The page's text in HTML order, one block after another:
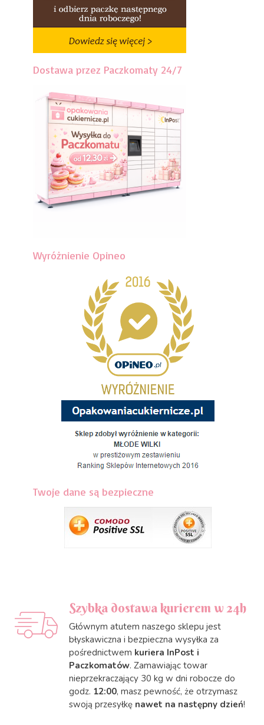
Dostawa przez Paczkomaty 24/7
Wyróżnienie Opineo
Twoje dane są bezpieczne
Szybka dostawa kurierem w 24h
Głównym atutem naszego sklepu jest
błyskawiczna i bezpieczna wysyłka za
pośrednictwem kuriera InPost i
Paczkomatów. Zamawiając towar
nieprzekraczający 30 kg w dni robocze do
godz. 12:00, masz pewność, że otrzymasz
swoją przesyłkę nawet na następny dzień!